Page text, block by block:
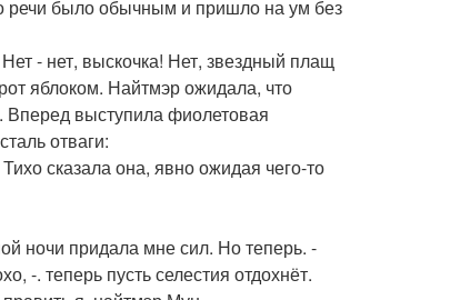
речи было обычным и пришло на ум без
- нет, выскочка! Нет, звездный плащ
яблоком. Найтмэр ожидала, что
Вперед выступила фиолетовая
отваги:
сказала она, явно ожидая чего-то
ночи придала мне сил. Но теперь. -
-. теперь пусть селестия отдохнёт.